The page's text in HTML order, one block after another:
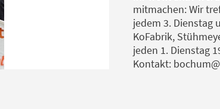
mitmachen: Wir
jedem 3. Dienstag
KoFabrik,
jeden 1. Dienstag
Kontakt: